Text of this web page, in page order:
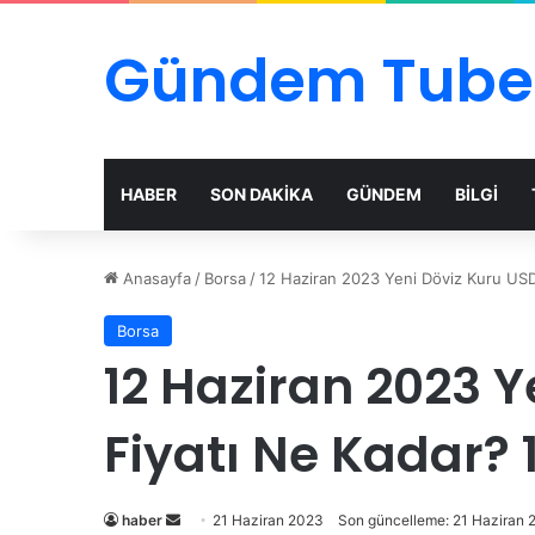
Gündem Tube
HABER SON DAKİKA GÜNDEM BİLGİ
Anasayfa / Borsa /12 Haziran 2023 Yeni Döviz Kuru
Borsa
12 Haziran 2023
Fiyatı Ne Kadar?
haber
Bir
21 Haziran 2023 Son güncelleme: 21 Haziran